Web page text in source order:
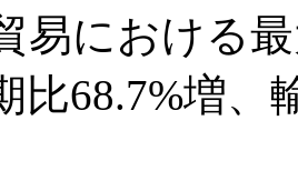
易における
比68.7%増、